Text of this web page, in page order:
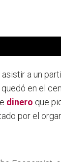
a un
quedó en el
dinero que
por el